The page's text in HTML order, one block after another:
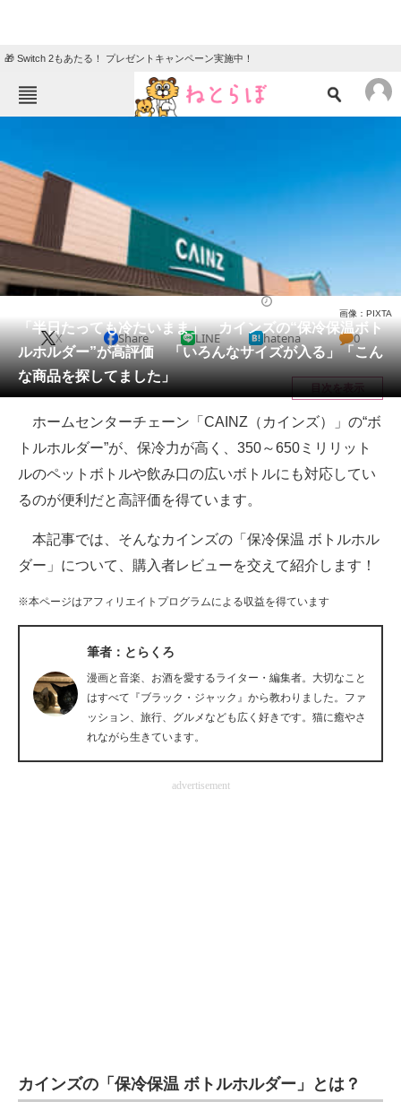
🎁 Switch 2もあたる！ プレゼントキャンペーン実施中！
エンタメ
グルメ
住まい 教育・育児
動物 リサーチ
会員記事
メディア
注目記事を集めた総合ページ
ITの今と未来を見通す
スマホと通信の最新トレンド
好きが集まる 比べて選べる
ビジネスと働き方のヒント
企業ITのトレンドを詳説
経営リーダーのコミュニティ
ITエンジニア向け専門サイト
建設×テクノロジーの最前線
「半日たっても冷たいまま」 カインズの“保冷保温ボト
ルホルダー”が高評価 「いろんなサイズが入る」「こん
な商品を探してました」
画像：PIXTA
X Share LINE hatena 0
目次を表示
ホームセンターチェーン「CAINZ（カインズ）」の“ボ
トルホルダー”が、保冷力が高く、350～650ミリリット
ルのペットボトルや飲み口の広いボトルにも対応してい
るのが便利だと高評価を得ています。
本記事では、そんなカインズの「保冷保温 ボトルホル
ダー」について、購入者レビューを交えて紹介します！
※本ページはアフィリエイトプログラムによる収益を得ています
筆者：とらくろ
漫画と音楽、お酒を愛するライター・編集者。大切なこと
はすべて『ブラック・ジャック』から教わりました。ファ
ッション、旅行、グルメなども広く好きです。猫に癒やさ
れながら生きています。
advertisement
カインズの「保冷保温 ボトルホルダー」とは？